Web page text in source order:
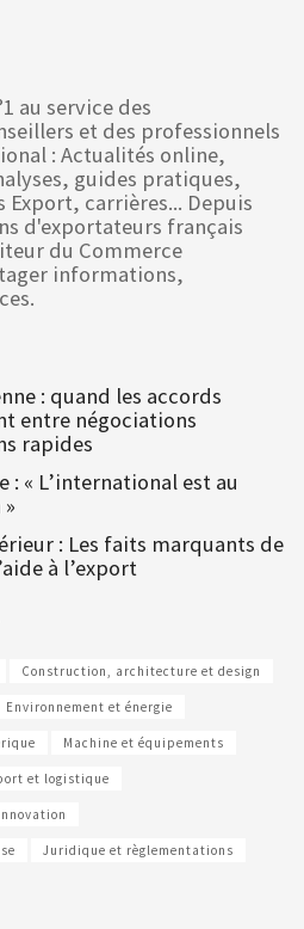
au service des
et des professionnels
: Actualités online,
guides pratiques,
carrières... Depuis
d'exportateurs français
du Commerce
informations,
: quand les accords
entre négociations
rapides
: « L’international est au
: Les faits marquants de
à l’export
Construction, architecture et design
Environnement et énergie
Machine et équipements
et logistique
Juridique et règlementations